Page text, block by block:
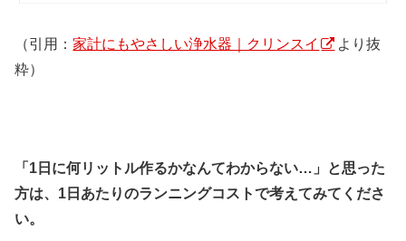
（引用：家計にもやさしい浄水器｜クリンスイ
より抜
粋）
「1日に何リットル作るかなんてわからない…」と思った
方は、1日あたりのランニングコストで考えてみてくださ
い。